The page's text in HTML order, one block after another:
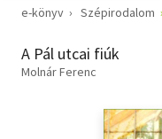
Életmód, egészség
Erotika
Hobbi, szabadidő
e-könyv Szépirodalom
A Pál utcai fiúk
Molnár Ferenc